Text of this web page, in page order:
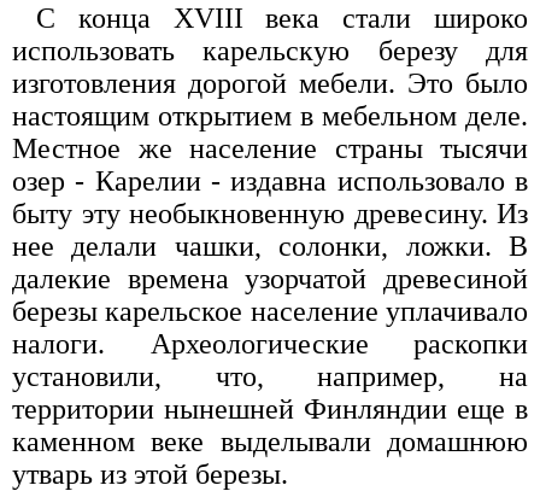
С конца XVIII века стали широко
использовать карельскую березу для
изготовления дорогой мебели. Это было
настоящим открытием в мебельном деле.
Местное же население страны тысячи
озер - Карелии - издавна использовало в
быту эту необыкновенную древесину. Из
нее делали чашки, солонки, ложки. В
далекие времена узорчатой древесиной
березы карельское население уплачивало
налоги. Археологические раскопки
установили, что, например, на
территории нынешней Финляндии еще в
каменном веке выделывали домашнюю
утварь из этой березы.